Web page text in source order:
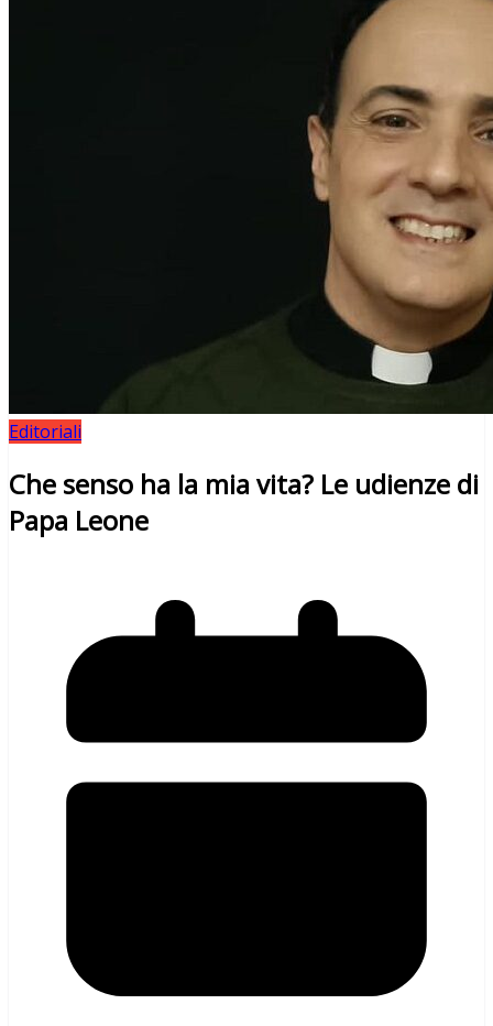
Editoriali
Che senso ha la mia vita? Le udienze di
Papa Leone